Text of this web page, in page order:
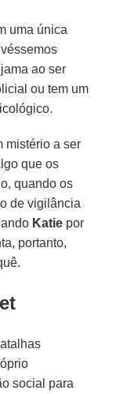
uma única
ao ser
ou tem um
mistério a ser
que os
quando os
de vigilância
Katie por
portanto,
social para